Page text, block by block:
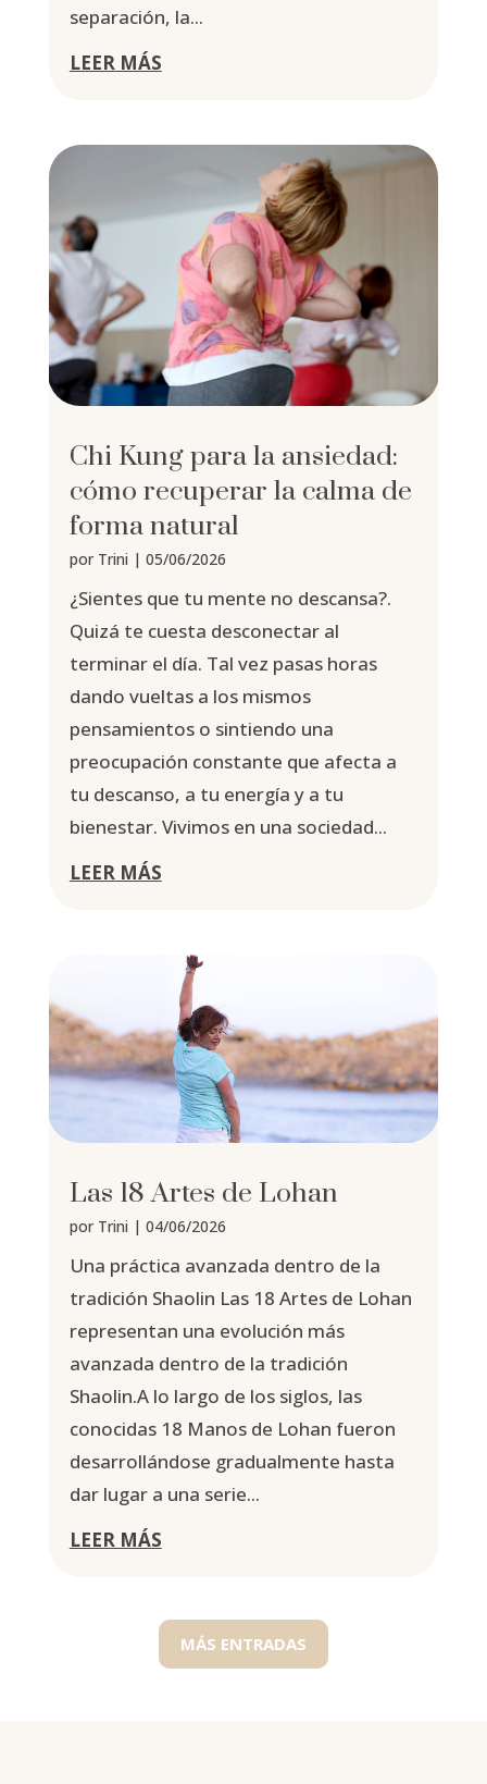
separación, la...
LEER MÁS
Chi Kung para la ansiedad:
cómo recuperar la calma de
forma natural
por Trini | 05/06/2026
¿Sientes que tu mente no descansa?.
Quizá te cuesta desconectar al
terminar el día. Tal vez pasas horas
dando vueltas a los mismos
pensamientos o sintiendo una
preocupación constante que afecta a
tu descanso, a tu energía y a tu
bienestar. Vivimos en una sociedad...
LEER MÁS
Las 18 Artes de Lohan
por Trini | 04/06/2026
Una práctica avanzada dentro de la
tradición Shaolin Las 18 Artes de Lohan
representan una evolución más
avanzada dentro de la tradición
Shaolin.A lo largo de los siglos, las
conocidas 18 Manos de Lohan fueron
desarrollándose gradualmente hasta
dar lugar a una serie...
LEER MÁS
MÁS ENTRADAS